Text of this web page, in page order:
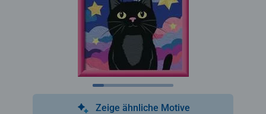
Zeige ähnliche Motive